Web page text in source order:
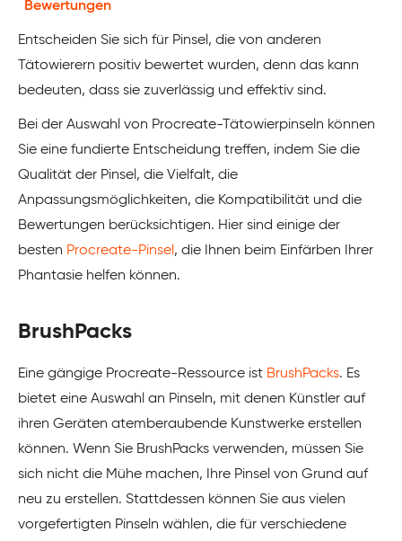
Bewertungen
Entscheiden Sie sich für Pinsel, die von anderen
Tätowierern positiv bewertet wurden, denn das kann
bedeuten, dass sie zuverlässig und effektiv sind.
Bei der Auswahl von Procreate-Tätowierpinseln können
Sie eine fundierte Entscheidung treffen, indem Sie die
Qualität der Pinsel, die Vielfalt, die
Anpassungsmöglichkeiten, die Kompatibilität und die
Bewertungen berücksichtigen. Hier sind einige der
besten Procreate-Pinsel , die Ihnen beim Einfärben Ihrer
Phantasie helfen können.
BrushPacks
Eine gängige Procreate-Ressource ist BrushPacks. Es
bietet eine Auswahl an Pinseln, mit denen Künstler auf
ihren Geräten atemberaubende Kunstwerke erstellen
können. Wenn Sie BrushPacks verwenden, müssen Sie
sich nicht die Mühe machen, Ihre Pinsel von Grund auf
neu zu erstellen. Stattdessen können Sie aus vielen
vorgefertigten Pinseln wählen, die für verschiedene